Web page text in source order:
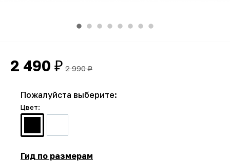
2 490 ₽ 2 990₽
Пожалуйста выберите:
Цвет:
Гид по размерам